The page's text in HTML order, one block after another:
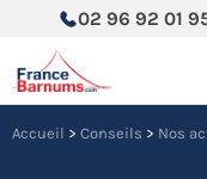
contenu
02 96 92 01
Accueil > Conseils > Nos